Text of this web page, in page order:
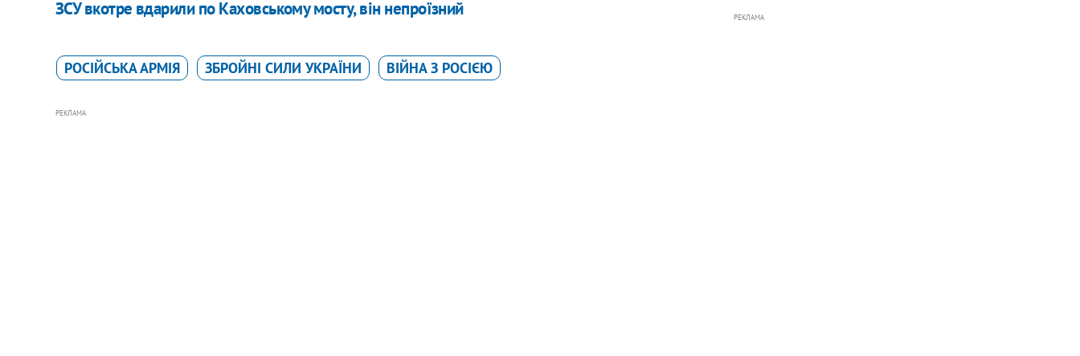
ЗСУ вкотре вдарили по Каховському мосту, він непроїзний
РОСІЙСЬКА АРМІЯ ЗБРОЙНІ СИЛИ УКРАЇНИ ВІЙНА З РОСІЄЮ
РЕКЛАМА
РЕКЛАМА